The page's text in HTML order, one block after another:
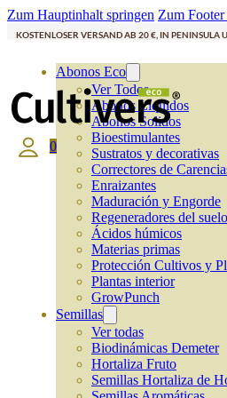
Zum Hauptinhalt springen Zum Footer
KOSTENLOSER VERSAND AB 20 €, IN PENINSULA
Abonos Eco
Ver Todos
Abonos Líquidos
Abonos Solidos
Bioestimulantes
Sustratos y decorativas
Correctores de
Enraizantes
Maduración y Engorde
Regeneradores del suelo
Ácidos húmicos
Materias primas
Protección Cultivos y
Plantas interior
GrowPunch
Semillas
Ver todas
Biodinámicas Demeter
Hortaliza Fruto
Semillas Hortaliza de
0